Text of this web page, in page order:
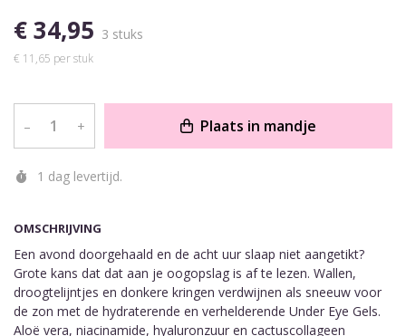
OMSCHRIJVING
Een avond doorgehaald en de acht uur slaap niet aangetikt?
Grote kans dat dat aan je oogopslag is af te lezen. Wallen,
droogtelijntjes en donkere kringen verdwijnen als sneeuw voor
de zon met de hydraterende en verhelderende Under Eye Gels.
Aloë vera, niacinamide, hyaluronzuur en cactuscollageen
€ 34,95 3 stuks
€ 11,65 per stuk
– + Plaats in mandje
1 dag levertijd.